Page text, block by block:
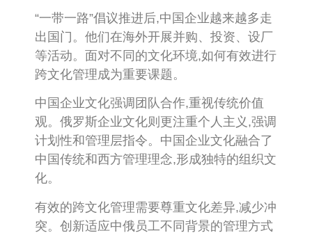
“一带一路”倡议推进后,中国企业越来越多走
出国门。他们在海外开展并购、投资、设厂
等活动。面对不同的文化环境,如何有效进行
跨文化管理成为重要课题。
中国企业文化强调团队合作,重视传统价值
观。俄罗斯企业文化则更注重个人主义,强调
计划性和管理层指令。中国企业文化融合了
中国传统和西方管理理念,形成独特的组织文
化。
有效的跨文化管理需要尊重文化差异,减少冲
突。创新适应中俄员工不同背景的管理方式